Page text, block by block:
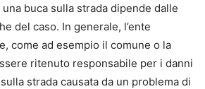
una buca sulla strada dipende dalle
del caso. In generale, l’ente
come ad esempio il comune o la
ritenuto responsabile per i danni
strada causata da un problema di